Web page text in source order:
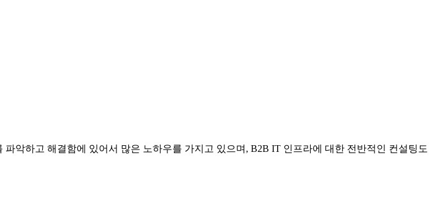
악하고 해결함에 있어서 많은 노하우를 가지고 있으며, B2B IT 인프라에 대한 전반적인 컨설팅도